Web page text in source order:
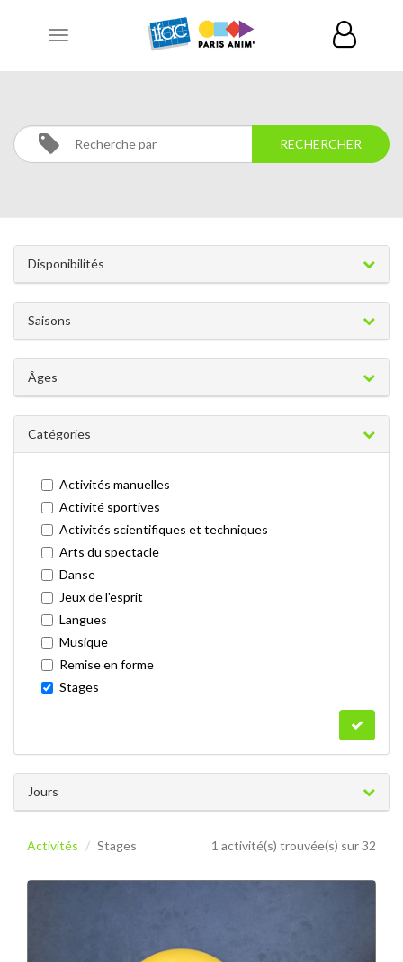
Toggle
STAGES
Activités
Disponibilités
Saisons
Âges
Catégories
Activités manuelles
Activité sportives
Activités scientifiques et techniques
Arts du spectacle
Danse
Jeux de l'esprit
Langues
Musique
Remise en forme
Stages
Jours
Activités Stages 1 activité(s) trouvée(s) sur 32